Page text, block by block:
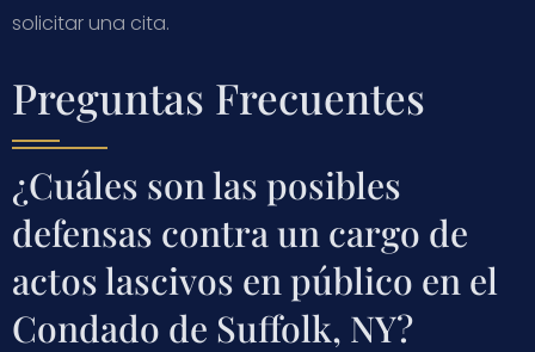
solicitar una cita.
Preguntas Frecuentes
¿Cuáles son las posibles
defensas contra un cargo de
actos lascivos en público en el
Condado de Suffolk, NY?